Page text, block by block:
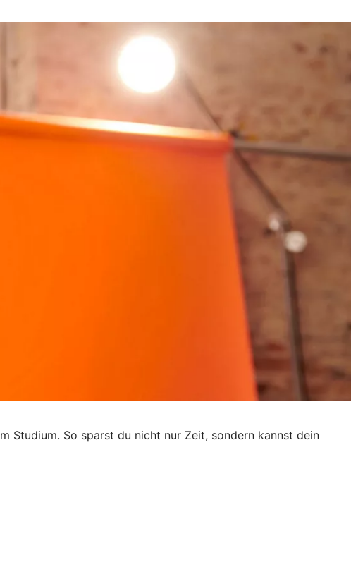
Studium. So sparst du nicht nur Zeit, sondern kannst dein